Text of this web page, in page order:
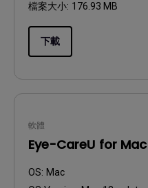
檔案大小: 176.93 MB
下載
軟體
Eye-CareU for Mac
OS: Mac